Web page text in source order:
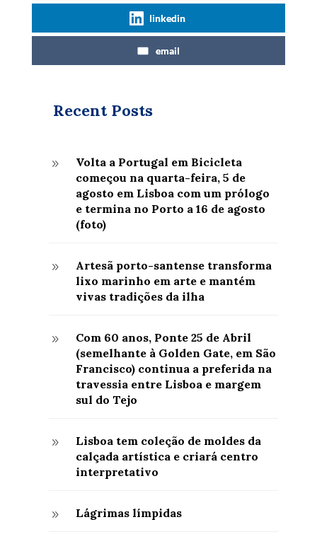
linkedin
email
Recent Posts
9
Volta a Portugal em Bicicleta
começou na quarta-feira, 5 de
agosto em Lisboa com um prólogo
e termina no Porto a 16 de agosto
(foto)
9
Artesã porto-santense transforma
lixo marinho em arte e mantém
vivas tradições da ilha
9
Com 60 anos, Ponte 25 de Abril
(semelhante à Golden Gate, em São
Francisco) continua a preferida na
travessia entre Lisboa e margem
sul do Tejo
9
Lisboa tem coleção de moldes da
calçada artística e criará centro
interpretativo
9 Lágrimas límpidas